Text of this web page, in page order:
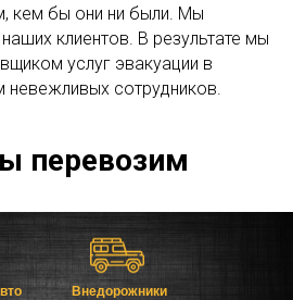
кем бы они ни были. Мы
клиентов. В результате мы
услуг эвакуации в
сотрудников.
перевозим
Внедорожники